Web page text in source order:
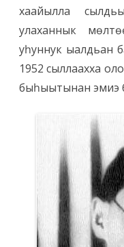
хаайылла
улаханнык
уһуннук ыалдьан
1952 сыллаахха
быһыытынан эмиэ